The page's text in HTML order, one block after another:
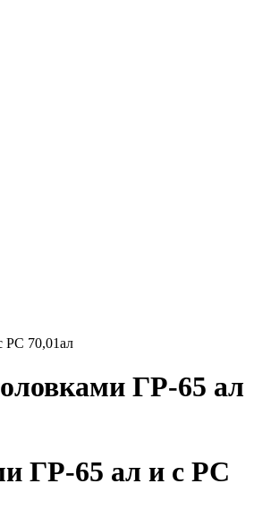
РС 70,01ал
ГР-65 ал
ГР-65 ал и с РС